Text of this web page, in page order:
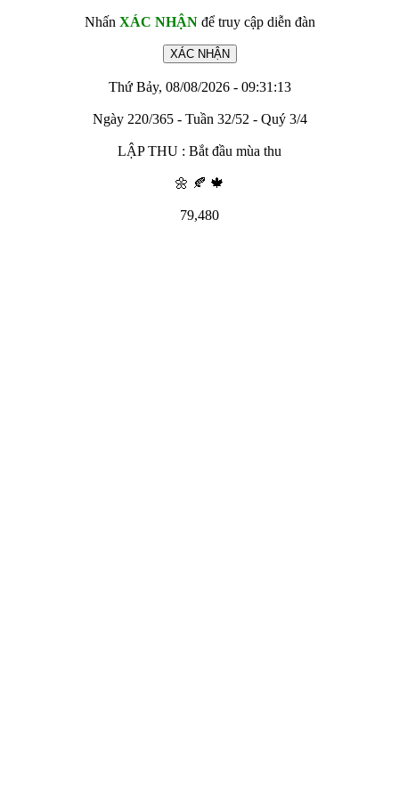
Nhấn XÁC NHẬNđể truy cập diễn đàn
Thứ Bảy, 08/08/2026 - 09:31:13
Ngày 220/365 - Tuần 32/52 - Quý 3/4
LẬP THU : Bắt đầu mùa thu
🌼 🍂 🍁
79,480